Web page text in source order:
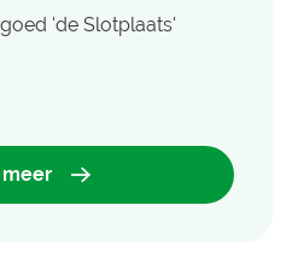
'de Slotplaats'
meer